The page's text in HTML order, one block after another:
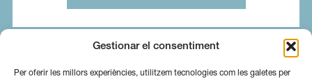
Gestionar el consentiment
Per oferir les millors experiències, utilitzem tecnologies com les galetes per